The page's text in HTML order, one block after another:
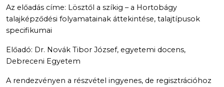
Az előadás címe: Lösztől a szíkig – a Hortobágy
talajképződési folyamatainak áttekintése, talajtípusok
specifikumai
Előadó: Dr. Novák Tibor József, egyetemi docens,
Debreceni Egyetem
A rendezvényen a részvétel ingyenes, de regisztrációhoz